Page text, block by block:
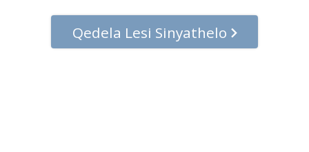
Qedela Lesi Sinyathelo